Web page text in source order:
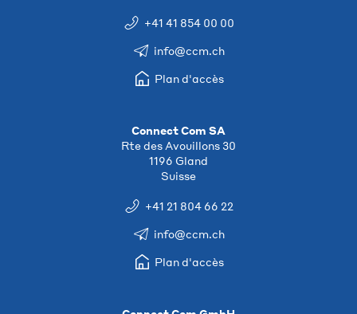
+41 41 854 00 00
info@ccm.ch
Plan d'accès
Connect Com SA
Rte des Avouillons 30
1196 Gland
Suisse
+41 21 804 66 22
info@ccm.ch
Plan d'accès